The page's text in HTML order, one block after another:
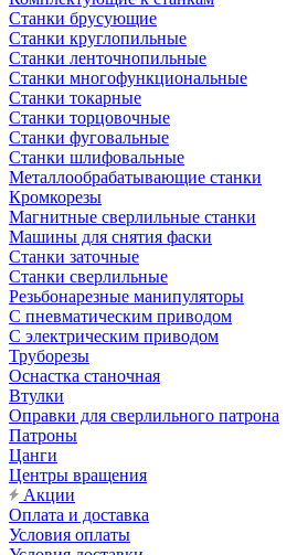
Станки брусующие
Станки круглопильные
Станки ленточнопильные
Станки многофункциональные
Станки токарные
Станки торцовочные
Станки фуговальные
Станки шлифовальные
Металлообрабатывающие станки
Кромкорезы
Магнитные сверлильные станки
Машины для снятия фаски
Станки заточные
Станки сверлильные
Резьбонарезные манипуляторы
С пневматическим приводом
С электрическим приводом
Труборезы
Оснастка станочная
Втулки
Оправки для сверлильного патрона
Патроны
Цанги
Центры вращения
Акции
Оплата и доставка
Условия оплаты